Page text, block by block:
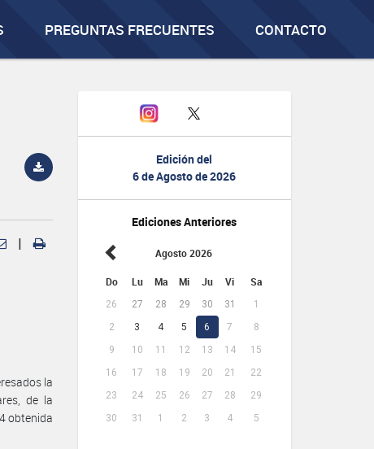
PREGUNTAS FRECUENTES CONTACTO
Edición del
6 de Agosto de 2026
Ediciones Anteriores
Agosto 2026
Do Lu Ma Mi Ju Vi Sa
26 27 28 29 30 31
1
2
3 4 5 6 7
8
9
10 11 12 13 14
15
16
17 18 19 20 21
22
23
24 25 26 27 28
29
30
31 1 2 3 4 5
|
la
de la
obtenida